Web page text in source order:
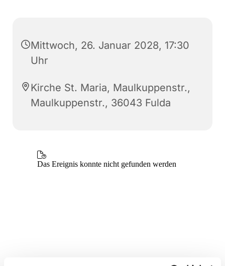
Mittwoch, 26. Januar 2028, 17:30
Uhr
Kirche St. Maria, Maulkuppenstr.,
Maulkuppenstr., 36043 Fulda